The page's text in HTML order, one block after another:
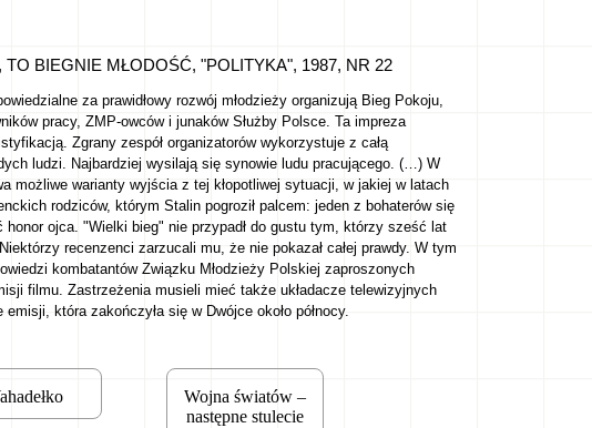
TO BIEGNIE MŁODOŚĆ, "POLITYKA", 1987, NR 22
za prawidłowy rozwój młodzieży organizują Bieg Pokoju,
pracy, ZMP-owców i junaków Służby Polsce. Ta impreza
Zgrany zespół organizatorów wykorzystuje z całą
ludzi. Najbardziej wysilają się synowie ludu pracującego. (…) W
możliwe warianty wyjścia z tej kłopotliwej sytuacji, w jakiej w latach
rodziców, którym Stalin pogroził palcem: jeden z bohaterów się
honor ojca. "Wielki bieg" nie przypadł do gustu tym, którzy sześć lat
recenzenci zarzucali mu, że nie pokazał całej prawdy. W tym
kombatantów Związku Młodzieży Polskiej zaproszonych
filmu. Zastrzeżenia musieli mieć także układacze telewizyjnych
która zakończyła się w Dwójce około północy.
Wojna światów –
następne stulecie